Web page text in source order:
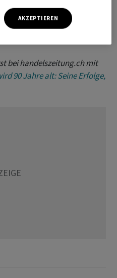
und warum sein guter Ruf
bei handelszeitung.ch mit
90 Jahre alt: Seine Erfolge,
AKZEPTIEREN